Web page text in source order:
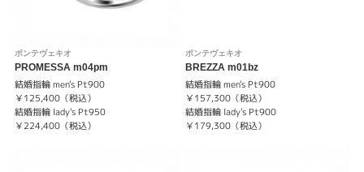
ポンテヴェキオ
PROMESSA m04pm
結婚指輪 men's Pt900
￥125,400（税込）
結婚指輪 lady's Pt950
￥224,400（税込）
ポンテヴェキオ
BREZZA m01bz
結婚指輪 men's Pt900
￥157,300（税込）
結婚指輪 lady's Pt900
￥179,300（税込）